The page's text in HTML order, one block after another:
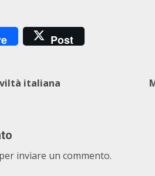
Post
italiana
per inviare un commento.